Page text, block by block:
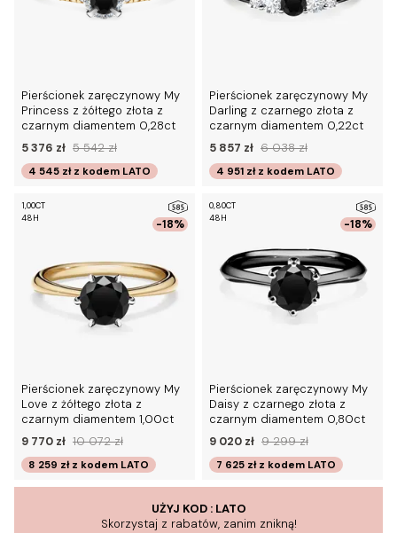
Pierścionek zaręczynowy My
Princess z żółtego złota z
czarnym diamentem 0,28ct
5 376 zł 5 542 zł
4 545 zł z kodem LATO
Pierścionek zaręczynowy My
Darling z czarnego złota z
czarnym diamentem 0,22ct
5 857 zł 6 038 zł
4 951 zł z kodem LATO
-18%
1,00CT
48H
Pierścionek zaręczynowy My
Love z żółtego złota z
czarnym diamentem 1,00ct
9 770 zł 10 072 zł
8 259 zł z kodem LATO
-18%
0,80CT
48H
Pierścionek zaręczynowy My
Daisy z czarnego złota z
czarnym diamentem 0,80ct
9 020 zł 9 299 zł
7 625 zł z kodem LATO
UŻYJ KOD : LATO
Skorzystaj z rabatów, zanim znikną!